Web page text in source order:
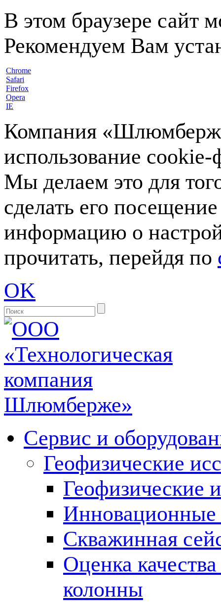
В этом браузере сайт
Рекомендуем Вам
Chrome
Safari
Firefox
Opera
IE
Компания
использование
Мы делаем это для
сделать его
информацию о
прочитать, перейдя по
OK
Сервис и
Геофизические
Геофизические
Инновационные
Скважинная
Оценка
колонны